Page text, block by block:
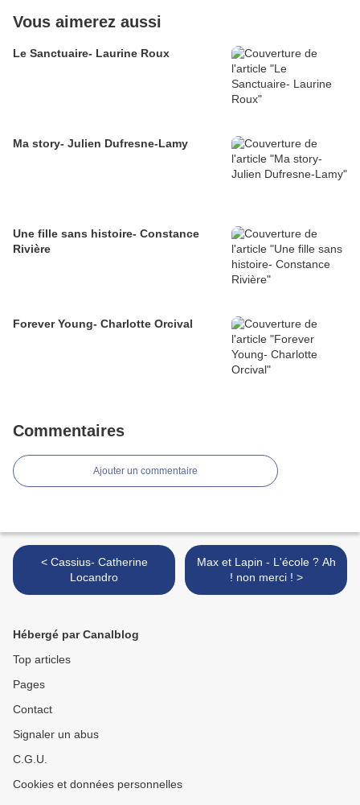
Vous aimerez aussi
Le Sanctuaire- Laurine Roux
Ma story- Julien Dufresne-Lamy
Une fille sans histoire- Constance
Rivière
Forever Young- Charlotte Orcival
Commentaires
Ajouter un commentaire
< Cassius- Catherine
Locandro
Max et Lapin - L'école ? Ah
! non merci ! >
Hébergé par Canalblog
Top articles
Pages
Contact
Signaler un abus
C.G.U.
Cookies et données personnelles